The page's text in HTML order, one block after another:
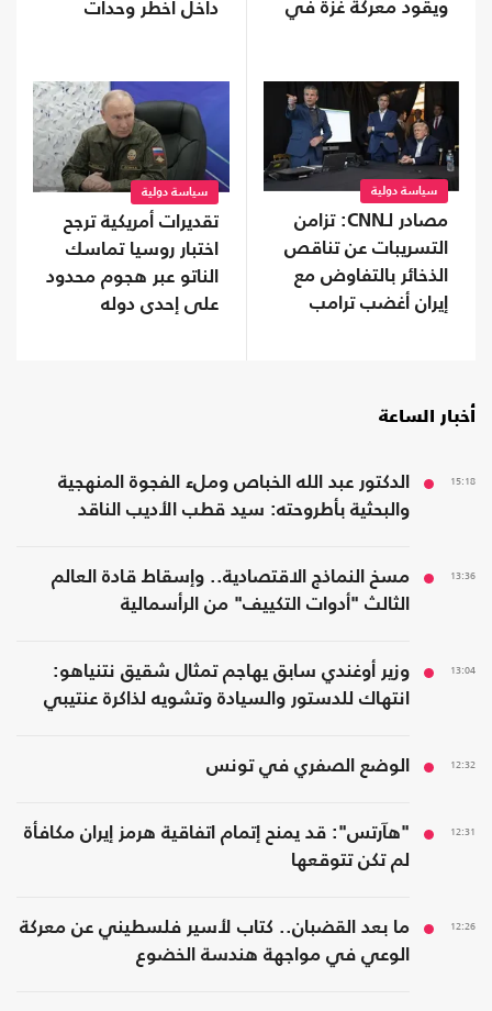
ويقود معركة غزة في
داخل أخطر وحدات
سياسة دولية
مصادر لـCNN: تزامن
التسريبات عن تناقص
الذخائر بالتفاوض مع
إيران أغضب ترامب
سياسة دولية
تقديرات أمريكية ترجح
اختبار روسيا تماسك
الناتو عبر هجوم محدود
على إحدى دوله
أخبار الساعة
15:18
الدكتور عبد الله الخباص وملء الفجوة المنهجية
والبحثية بأطروحته: سيد قطب الأديب الناقد
13:36
مسخ النماذج الاقتصادية.. وإسقاط قادة العالم
الثالث "أدوات التكييف" من الرأسمالية
13:04
وزير أوغندي سابق يهاجم تمثال شقيق نتنياهو:
انتهاك للدستور والسيادة وتشويه لذاكرة عنتيبي
12:32 الوضع الصفري في تونس
12:31
"هآرتس": قد يمنح إتمام اتفاقية هرمز إيران مكافأة
لم تكن تتوقعها
12:26
ما بعد القضبان.. كتاب لأسير فلسطيني عن معركة
الوعي في مواجهة هندسة الخضوع